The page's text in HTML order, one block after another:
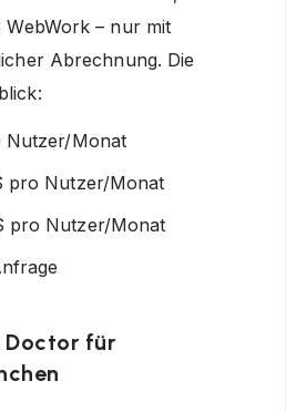
WebWork – nur mit
Abrechnung. Die
Nutzer/Monat
pro Nutzer/Monat
pro Nutzer/Monat
Doctor für